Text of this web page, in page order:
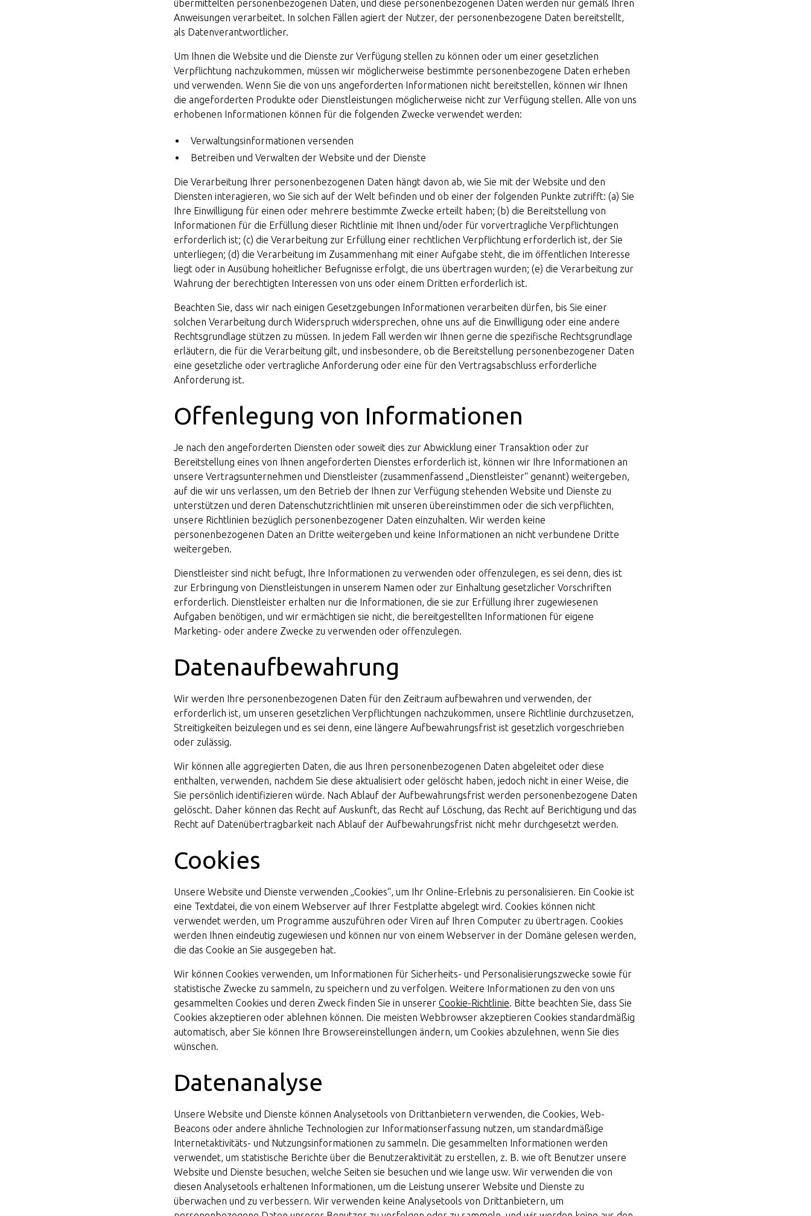
übermittelten personenbezogenen Daten, und diese personenbezogenen Daten werden nur gemäß Ihren
Anweisungen verarbeitet. In solchen Fällen agiert der Nutzer, der personenbezogene Daten bereitstellt,
als Datenverantwortlicher.
Um Ihnen die Website und die Dienste zur Verfügung stellen zu können oder um einer gesetzlichen
Verpflichtung nachzukommen, müssen wir möglicherweise bestimmte personenbezogene Daten erheben
und verwenden. Wenn Sie die von uns angeforderten Informationen nicht bereitstellen, können wir Ihnen
die angeforderten Produkte oder Dienstleistungen möglicherweise nicht zur Verfügung stellen. Alle von uns
erhobenen Informationen können für die folgenden Zwecke verwendet werden:
Verwaltungsinformationen versenden
Betreiben und Verwalten der Website und der Dienste
Die Verarbeitung Ihrer personenbezogenen Daten hängt davon ab, wie Sie mit der Website und den
Diensten interagieren, wo Sie sich auf der Welt befinden und ob einer der folgenden Punkte zutrifft: (a) Sie
Ihre Einwilligung für einen oder mehrere bestimmte Zwecke erteilt haben; (b) die Bereitstellung von
Informationen für die Erfüllung dieser Richtlinie mit Ihnen und/oder für vorvertragliche Verpflichtungen
erforderlich ist; (c) die Verarbeitung zur Erfüllung einer rechtlichen Verpflichtung erforderlich ist, der Sie
unterliegen; (d) die Verarbeitung im Zusammenhang mit einer Aufgabe steht, die im öffentlichen Interesse
liegt oder in Ausübung hoheitlicher Befugnisse erfolgt, die uns übertragen wurden; (e) die Verarbeitung zur
Wahrung der berechtigten Interessen von uns oder einem Dritten erforderlich ist.
Beachten Sie, dass wir nach einigen Gesetzgebungen Informationen verarbeiten dürfen, bis Sie einer
solchen Verarbeitung durch Widerspruch widersprechen, ohne uns auf die Einwilligung oder eine andere
Rechtsgrundlage stützen zu müssen. In jedem Fall werden wir Ihnen gerne die spezifische Rechtsgrundlage
erläutern, die für die Verarbeitung gilt, und insbesondere, ob die Bereitstellung personenbezogener Daten
eine gesetzliche oder vertragliche Anforderung oder eine für den Vertragsabschluss erforderliche
Anforderung ist.
Offenlegung von Informationen
Je nach den angeforderten Diensten oder soweit dies zur Abwicklung einer Transaktion oder zur
Bereitstellung eines von Ihnen angeforderten Dienstes erforderlich ist, können wir Ihre Informationen an
unsere Vertragsunternehmen und Dienstleister (zusammenfassend „Dienstleister“ genannt) weitergeben,
auf die wir uns verlassen, um den Betrieb der Ihnen zur Verfügung stehenden Website und Dienste zu
unterstützen und deren Datenschutzrichtlinien mit unseren übereinstimmen oder die sich verpflichten,
unsere Richtlinien bezüglich personenbezogener Daten einzuhalten. Wir werden keine
personenbezogenen Daten an Dritte weitergeben und keine Informationen an nicht verbundene Dritte
weitergeben.
Dienstleister sind nicht befugt, Ihre Informationen zu verwenden oder offenzulegen, es sei denn, dies ist
zur Erbringung von Dienstleistungen in unserem Namen oder zur Einhaltung gesetzlicher Vorschriften
erforderlich. Dienstleister erhalten nur die Informationen, die sie zur Erfüllung ihrer zugewiesenen
Aufgaben benötigen, und wir ermächtigen sie nicht, die bereitgestellten Informationen für eigene
Marketing- oder andere Zwecke zu verwenden oder offenzulegen.
Datenaufbewahrung
Wir werden Ihre personenbezogenen Daten für den Zeitraum aufbewahren und verwenden, der
erforderlich ist, um unseren gesetzlichen Verpflichtungen nachzukommen, unsere Richtlinie durchzusetzen,
Streitigkeiten beizulegen und es sei denn, eine längere Aufbewahrungsfrist ist gesetzlich vorgeschrieben
oder zulässig.
Wir können alle aggregierten Daten, die aus Ihren personenbezogenen Daten abgeleitet oder diese
enthalten, verwenden, nachdem Sie diese aktualisiert oder gelöscht haben, jedoch nicht in einer Weise, die
Sie persönlich identifizieren würde. Nach Ablauf der Aufbewahrungsfrist werden personenbezogene Daten
gelöscht. Daher können das Recht auf Auskunft, das Recht auf Löschung, das Recht auf Berichtigung und das
Recht auf Datenübertragbarkeit nach Ablauf der Aufbewahrungsfrist nicht mehr durchgesetzt werden.
Cookies
Unsere Website und Dienste verwenden „Cookies“, um Ihr Online-Erlebnis zu personalisieren. Ein Cookie ist
eine Textdatei, die von einem Webserver auf Ihrer Festplatte abgelegt wird. Cookies können nicht
verwendet werden, um Programme auszuführen oder Viren auf Ihren Computer zu übertragen. Cookies
werden Ihnen eindeutig zugewiesen und können nur von einem Webserver in der Domäne gelesen werden,
die das Cookie an Sie ausgegeben hat.
Wir können Cookies verwenden, um Informationen für Sicherheits- und Personalisierungszwecke sowie für
statistische Zwecke zu sammeln, zu speichern und zu verfolgen. Weitere Informationen zu den von uns
gesammelten Cookies und deren Zweck finden Sie in unserer Cookie-Richtlinie. Bitte beachten Sie, dass Sie
Cookies akzeptieren oder ablehnen können. Die meisten Webbrowser akzeptieren Cookies standardmäßig
automatisch, aber Sie können Ihre Browsereinstellungen ändern, um Cookies abzulehnen, wenn Sie dies
wünschen.
Datenanalyse
Unsere Website und Dienste können Analysetools von Drittanbietern verwenden, die Cookies, Web-
Beacons oder andere ähnliche Technologien zur Informationserfassung nutzen, um standardmäßige
Internetaktivitäts- und Nutzungsinformationen zu sammeln. Die gesammelten Informationen werden
verwendet, um statistische Berichte über die Benutzeraktivität zu erstellen, z. B. wie oft Benutzer unsere
Website und Dienste besuchen, welche Seiten sie besuchen und wie lange usw. Wir verwenden die von
diesen Analysetools erhaltenen Informationen, um die Leistung unserer Website und Dienste zu
überwachen und zu verbessern. Wir verwenden keine Analysetools von Drittanbietern, um